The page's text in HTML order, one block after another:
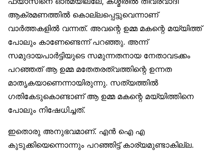
ആക്രമണത്തില്‍ കൊല്ലപ്പെട്ടുവെന്നാണ്
വാര്‍ത്തകളില്‍ വന്നത്. അവന്റെ ഉമ്മ മകന്റെ മയ്യിത്ത്
പോലും കാണേണ്ടെന്ന് പറഞ്ഞു. അന്ന്
സമുദായപാര്‍ട്ടിയുടെ സമുന്നതനായ നേതാവടക്കം
പറഞ്ഞത് ആ ഉമ്മ മതേതരത്വത്തിന്റെ ഉന്നത
മാതൃകയാണെന്നായിരുന്നു. സത്യത്തില്‍
ഗതികേടുകൊണ്ടാണ് ആ ഉമ്മ മകന്റെ മയ്യിത്തിനെ
പോലും നിഷേധിച്ചത്.
ഇതൊരു അനുഭവമാണ്. എന്‍ ഐ എ
കുടുക്കിയെന്നൊന്നും പറഞ്ഞിട്ട് കാര്യമുണ്ടാകില്ല.